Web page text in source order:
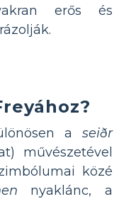
erős és
a seiðr
művészetével
közé
nyaklánc, a